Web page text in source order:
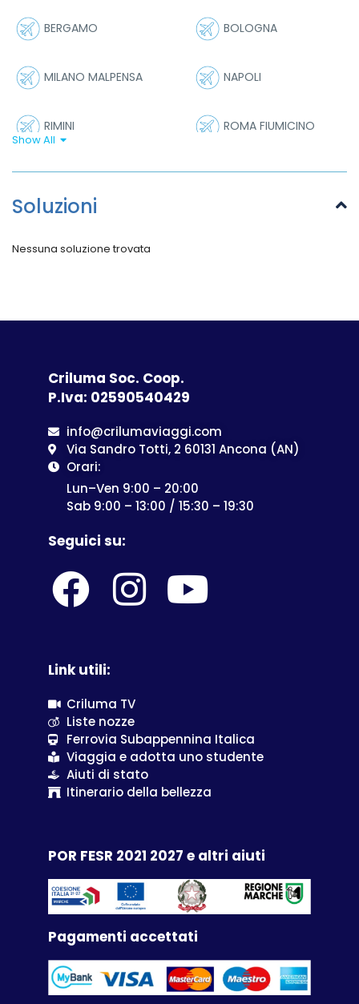
BERGAMO BOLOGNA
MILANO MALPENSA NAPOLI
RIMINI ROMA FIUMICINO
VERONA
Show All
Soluzioni
Nessuna soluzione trovata
Criluma Soc. Coop.
P.Iva: 02590540429
info@crilumaviaggi.com
Via Sandro Totti, 2 60131 Ancona (AN)
Orari:
Lun–Ven 9:00 – 20:00
Sab 9:00 – 13:00 / 15:30 – 19:30
Seguici su:
Link utili:
Criluma TV
Liste nozze
Ferrovia Subappennina Italica
Viaggia e adotta uno studente
Aiuti di stato
Itinerario della bellezza
POR FESR 2021 2027 e altri aiuti
Pagamenti accettati